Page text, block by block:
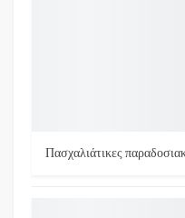
Πασχαλιάτικες